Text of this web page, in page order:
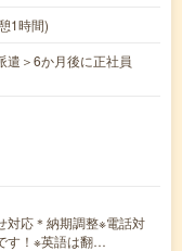
1時間)
遣＞6か月後に正社員
対応＊納期調整※電話対
す！※英語は翻…